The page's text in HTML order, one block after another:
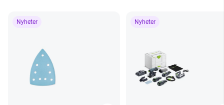
Nyheter Nyheter